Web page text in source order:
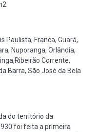
Paulista, Franca, Guará,
Nuporanga, Orlândia,
Corrente,
Barra, São José da Bela
do território da
foi feita a primeira